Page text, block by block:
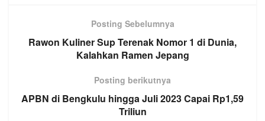
Posting Sebelumnya
Rawon Kuliner Sup Terenak Nomor 1 di Dunia,
Kalahkan Ramen Jepang
Posting berikutnya
APBN di Bengkulu hingga Juli 2023 Capai Rp1,59
Triliun